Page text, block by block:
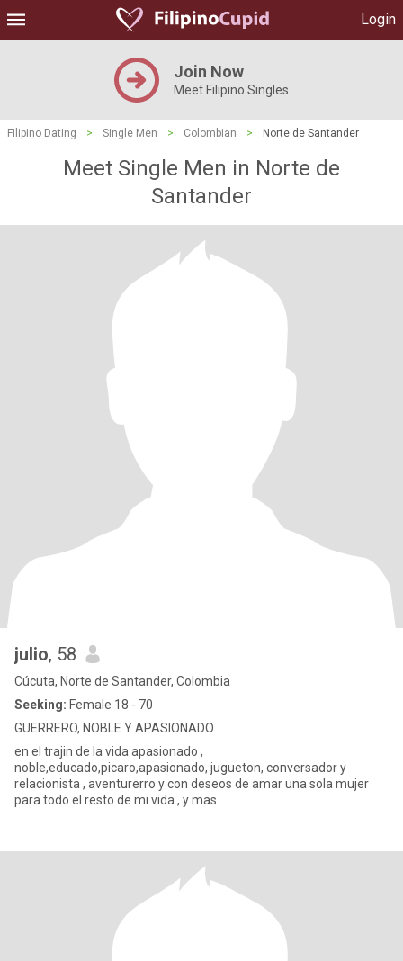
Login
Join Now
Meet Filipino Singles
Filipino Dating > Single Men > Colombian > Norte de Santander
Meet Single Men in Norte de
Santander
julio, 58
Cúcuta, Norte de Santander, Colombia
Seeking: Female 18 - 70
GUERRERO, NOBLE Y APASIONADO
en el trajin de la vida apasionado ,
noble,educado,picaro,apasionado, jugueton, conversador y
relacionista , aventurerro y con deseos de amar una sola mujer
para todo el resto de mi vida , y mas ....